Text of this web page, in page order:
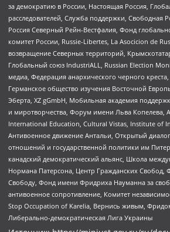
за демократию в России, Настоящая Россия,
расследователей, Служба поддержки, Свободная
Россия Северный Рейн-Вестфалия, Фонд
комитет России, Russie-Libertes, La Asocicion de
возвращение Северных территорий,
Глобальный союз IndustriALL, Russian Election
медиа, Федерация анархического черного
Германское общество изучения Восточной
Эберта, XZ gGmbH, Мобильная академия
и миротворчества, Форум имени Льва Копелева,
International Education, Cultural Vistas, Institute of
Антивоенное движение Антальи, Открытый
отношений и государственной политики им
канадский демократический альянс, Школа
Нормана Патерсона, Центр Гражданских Свобод,
Свободу, Фонд имени Фридриха Науманна за
антивоенное сопротивление, Комитет
Stop Occupation of Karelia, Вернись живым,
Либерально-демократическая Лига Украины